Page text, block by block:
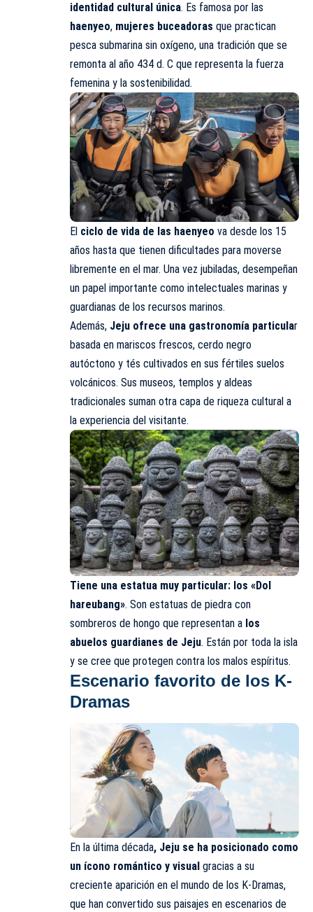
identidad cultural única. Es famosa por las
haenyeo, mujeres buceadoras que practican
pesca submarina sin oxígeno, una tradición que se
remonta al año 434 d. C que representa la fuerza
femenina y la sostenibilidad.
El ciclo de vida de las haenyeo va desde los 15
años hasta que tienen dificultades para moverse
libremente en el mar. Una vez jubiladas, desempeñan
un papel importante como intelectuales marinas y
guardianas de los recursos marinos.
Además, Jeju ofrece una gastronomía particular
basada en mariscos frescos, cerdo negro
autóctono y tés cultivados en sus fértiles suelos
volcánicos. Sus museos, templos y aldeas
tradicionales suman otra capa de riqueza cultural a
la experiencia del visitante.
Tiene una estatua muy particular: los «Dol
hareubang». Son estatuas de piedra con
sombreros de hongo que representan a los
abuelos guardianes de Jeju. Están por toda la isla
y se cree que protegen contra los malos espíritus.
Escenario favorito de los K-
Dramas
En la última década, Jeju se ha posicionado como
un ícono romántico y visual gracias a su
creciente aparición en el mundo de los K-Dramas,
que han convertido sus paisajes en escenarios de